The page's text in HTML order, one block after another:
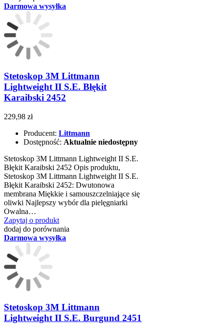
Darmowa wysyłka
Stetoskop 3M Littmann
Lightweight II S.E. Błękit
Karaibski 2452
229,98 zł
Producent: Littmann
Dostępność: Aktualnie niedostępny
Stetoskop 3M Littmann Lightweight II S.E.
Błękit Karaibski 2452 Opis produktu,
Stetoskop 3M Littmann Lightweight II S.E.
Błękit Karaibski 2452: Dwutonowa
membrana Miękkie i samouszczelniające się
oliwki Najlepszy wybór dla pielęgniarki
Owalna…
Zapytaj o produkt
dodaj do porównania
Darmowa wysyłka
Stetoskop 3M Littmann
Lightweight II S.E. Burgund 2451